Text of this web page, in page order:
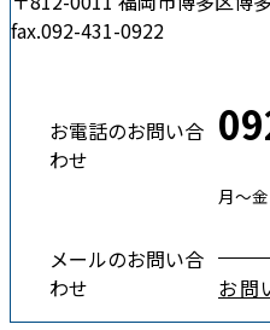
fax.092-431-0922
お電話のお問い合
わせ
月〜
メールのお問い合
わせ
お問